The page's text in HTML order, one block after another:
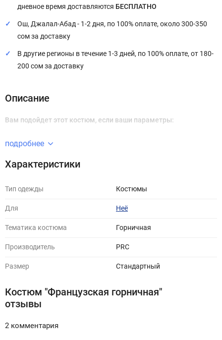
дневное время доставляются БЕСПЛАТНО
Ош, Джалал-Абад - 1-2 дня, по 100% оплате, около 300-350
сом за доставку
В другие регионы в течение 1-3 дней, по 100% оплате, от 180-
200 сом за доставку
Описание
Вам подойдет этот костюм, если ваши параметры:
подробнее
Характеристики
Тип одежды Костюмы
Для Неё
Тематика костюма Горничная
Производитель PRC
Размер Стандартный
Костюм "Французcкая горничная"
отзывы
2 комментария